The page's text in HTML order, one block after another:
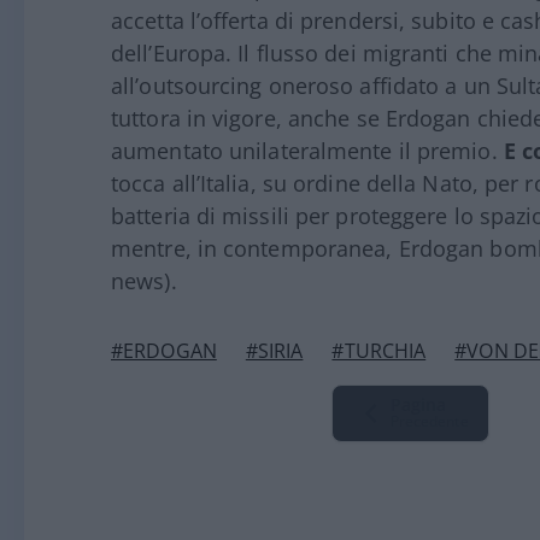
accetta l’offerta di prendersi, subito e
dell’Europa. Il flusso dei migranti che
all’outsourcing oneroso affidato a un
tuttora in vigore, anche se Erdogan
aumentato unilateralmente il premio. E
tocca all’Italia, su ordine della Nato, per
batteria di missili per proteggere lo
mentre, in contemporanea, Erdogan
news).
#ERDOGAN #SIRIA #TURCHIA #VON